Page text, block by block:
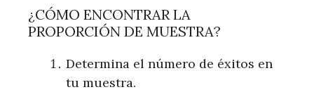
¿CÓMO ENCONTRAR LA
PROPORCIÓN DE MUESTRA?
Determina el número de éxitos en
tu muestra.